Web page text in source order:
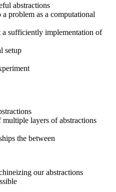
abstractions
problem as a computational
a sufficiently implementation of
setup
layers of abstractions
the between
our abstractions